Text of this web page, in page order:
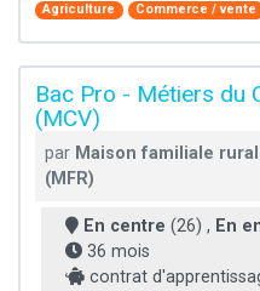
Agriculture Commerce / vente
Bac Pro - Métiers du
(MCV)
par Maison familiale
(MFR)
En centre (26) , En
36 mois
contrat